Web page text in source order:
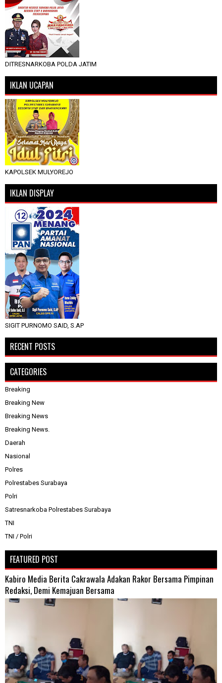
DITRESNARKOBA POLDA JATIM
IKLAN UCAPAN
KAPOLSEK MULYOREJO
IKLAN DISPLAY
SIGIT PURNOMO SAID, S.AP
RECENT POSTS
CATEGORIES
Breaking
Breaking New
Breaking News
Breaking News.
Daerah
Nasional
Polres
Polrestabes Surabaya
Polri
Satresnarkoba Polrestabes Surabaya
TNI
TNI / Polri
FEATURED POST
Kabiro Media Berita Cakrawala Adakan Rakor Bersama Pimpinan
Redaksi, Demi Kemajuan Bersama